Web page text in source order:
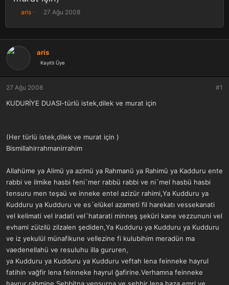
K
n
b
u
b
a
l
n
aris
B
ş
l
a
g
ı
a
i
27 Ağu 2008
aris
Kayıtlı Üye
27 Ağu 2008 #1
KUDURİYE DUASI-türlü istek,dilek ve murat için
(Her türlü istek,dilek ve murat için )
Bismillahirrahmanirrahim
Allahüme ya Alimü ya azimü ya Rahmanü ya Rahimü ya Kadduru ente
rabbi ve ilmike hasbi feni`mer rabbü rabbi ve ni`mel hasbü hasbi
tensuru men teşaü ve inneke entel azizür rahimi,Ya Kudduru ya
Kudduru ya Kudduru ve es`elükel azameti fil harekatı vessekanati
vel kelimati vel iradati vel`hatarati minneş şeküri kane vezzununi vel
evhami zülzilü zilzalen şediden,Ya Kudduru ya Kudduru ya Kudduru
ve iz yekulül münafikune vellezine fi kulubihim meradün ma
vaedenellahü ve resuluhu illa gururen,
ya Kudduru ya Kudduru ya Kudduru veftah lena feinneke hayrul
fatihin vağfir lena feinneke hayrul ğafirine.Verhamna feinneke